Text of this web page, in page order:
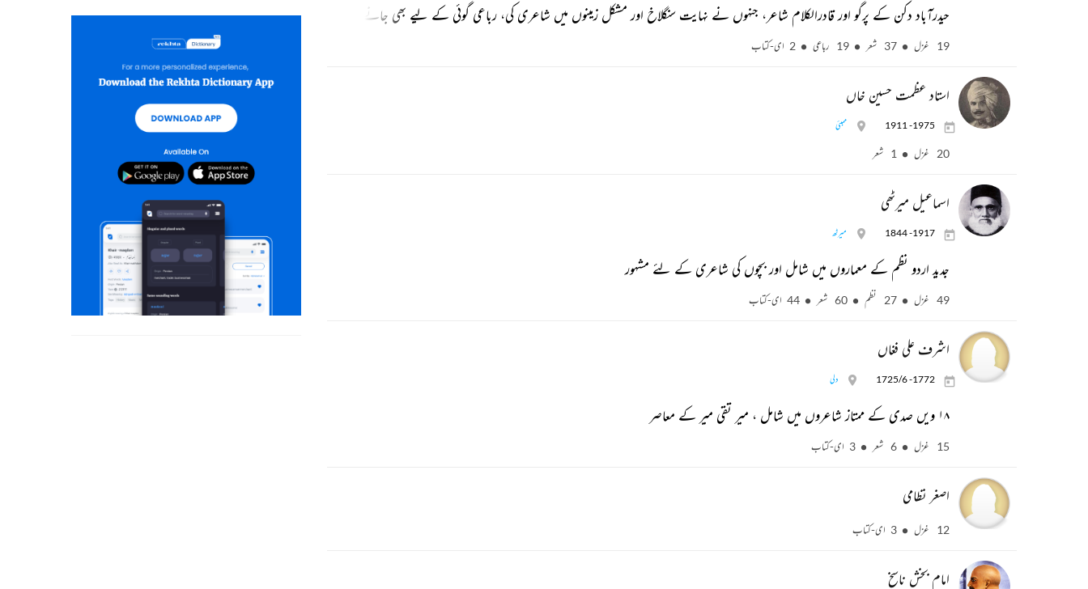
حیدرآباد دکن کے پرگو اور قادرالکلام شاعر، جنہوں نے نہایت سنگلاخ اور مشکل زمینوں میں شاعری کی، رباعی گوئی کے لیے بھی جانے جاتے ہیں
19 غزل 37 شعر 19 رباعی 2 ای-کتاب
استاد عظمت حسین خاں
1911 -1975 ممبئی
20 غزل 1 شعر
اسماعیل میرٹھی
1844 -1917 میرٹھ
جدید اردو نظم کے معماروں میں شامل اور بچوں کی شاعری کے لئے مشہور
49 غزل 27 نظم 60 شعر 44 ای-کتاب
اشرف علی فغاں
1725/6 -1772 دلی
۱۸ ویں صدی کے ممتاز شاعروں میں شامل ، میر تقی میر کے معاصر
15 غزل 6 شعر 3 ای-کتاب
اصغر نظامی
12 غزل 3 ای-کتاب
امام بخش ناسخ